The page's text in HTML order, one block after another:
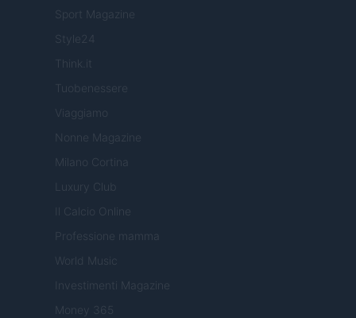
Sport Magazine
Style24
Think.it
Tuobenessere
Viaggiamo
Nonne Magazine
Milano Cortina
Luxury Club
Il Calcio Online
Professione mamma
World Music
Investimenti Magazine
Money 365